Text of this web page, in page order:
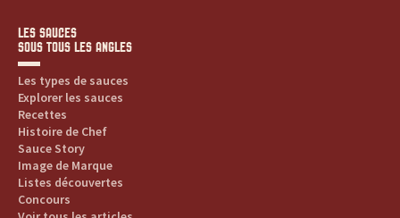
LES SAUCES
SOUS TOUS LES ANGLES
Les types de sauces
Explorer les sauces
Recettes
Histoire de Chef
Sauce Story
Image de Marque
Listes découvertes
Concours